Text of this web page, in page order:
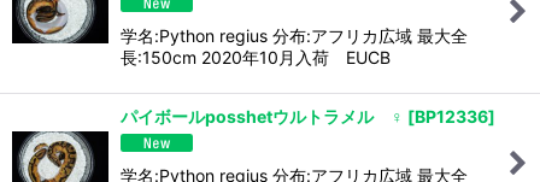
学名:Python regius 分布:アフリカ広域 最大全
長:150cm 2020年10月入荷 EUCB
パイボールposshetウルトラメル ♀ [BP12336]
学名:Python regius 分布:アフリカ広域 最大全